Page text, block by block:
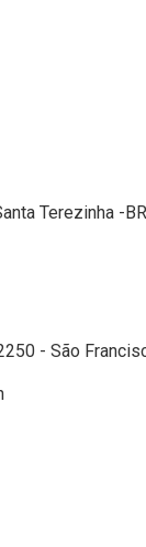
Terezinha -
- São